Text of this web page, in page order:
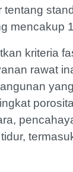
tentang
mencakup
kriteria
rawat